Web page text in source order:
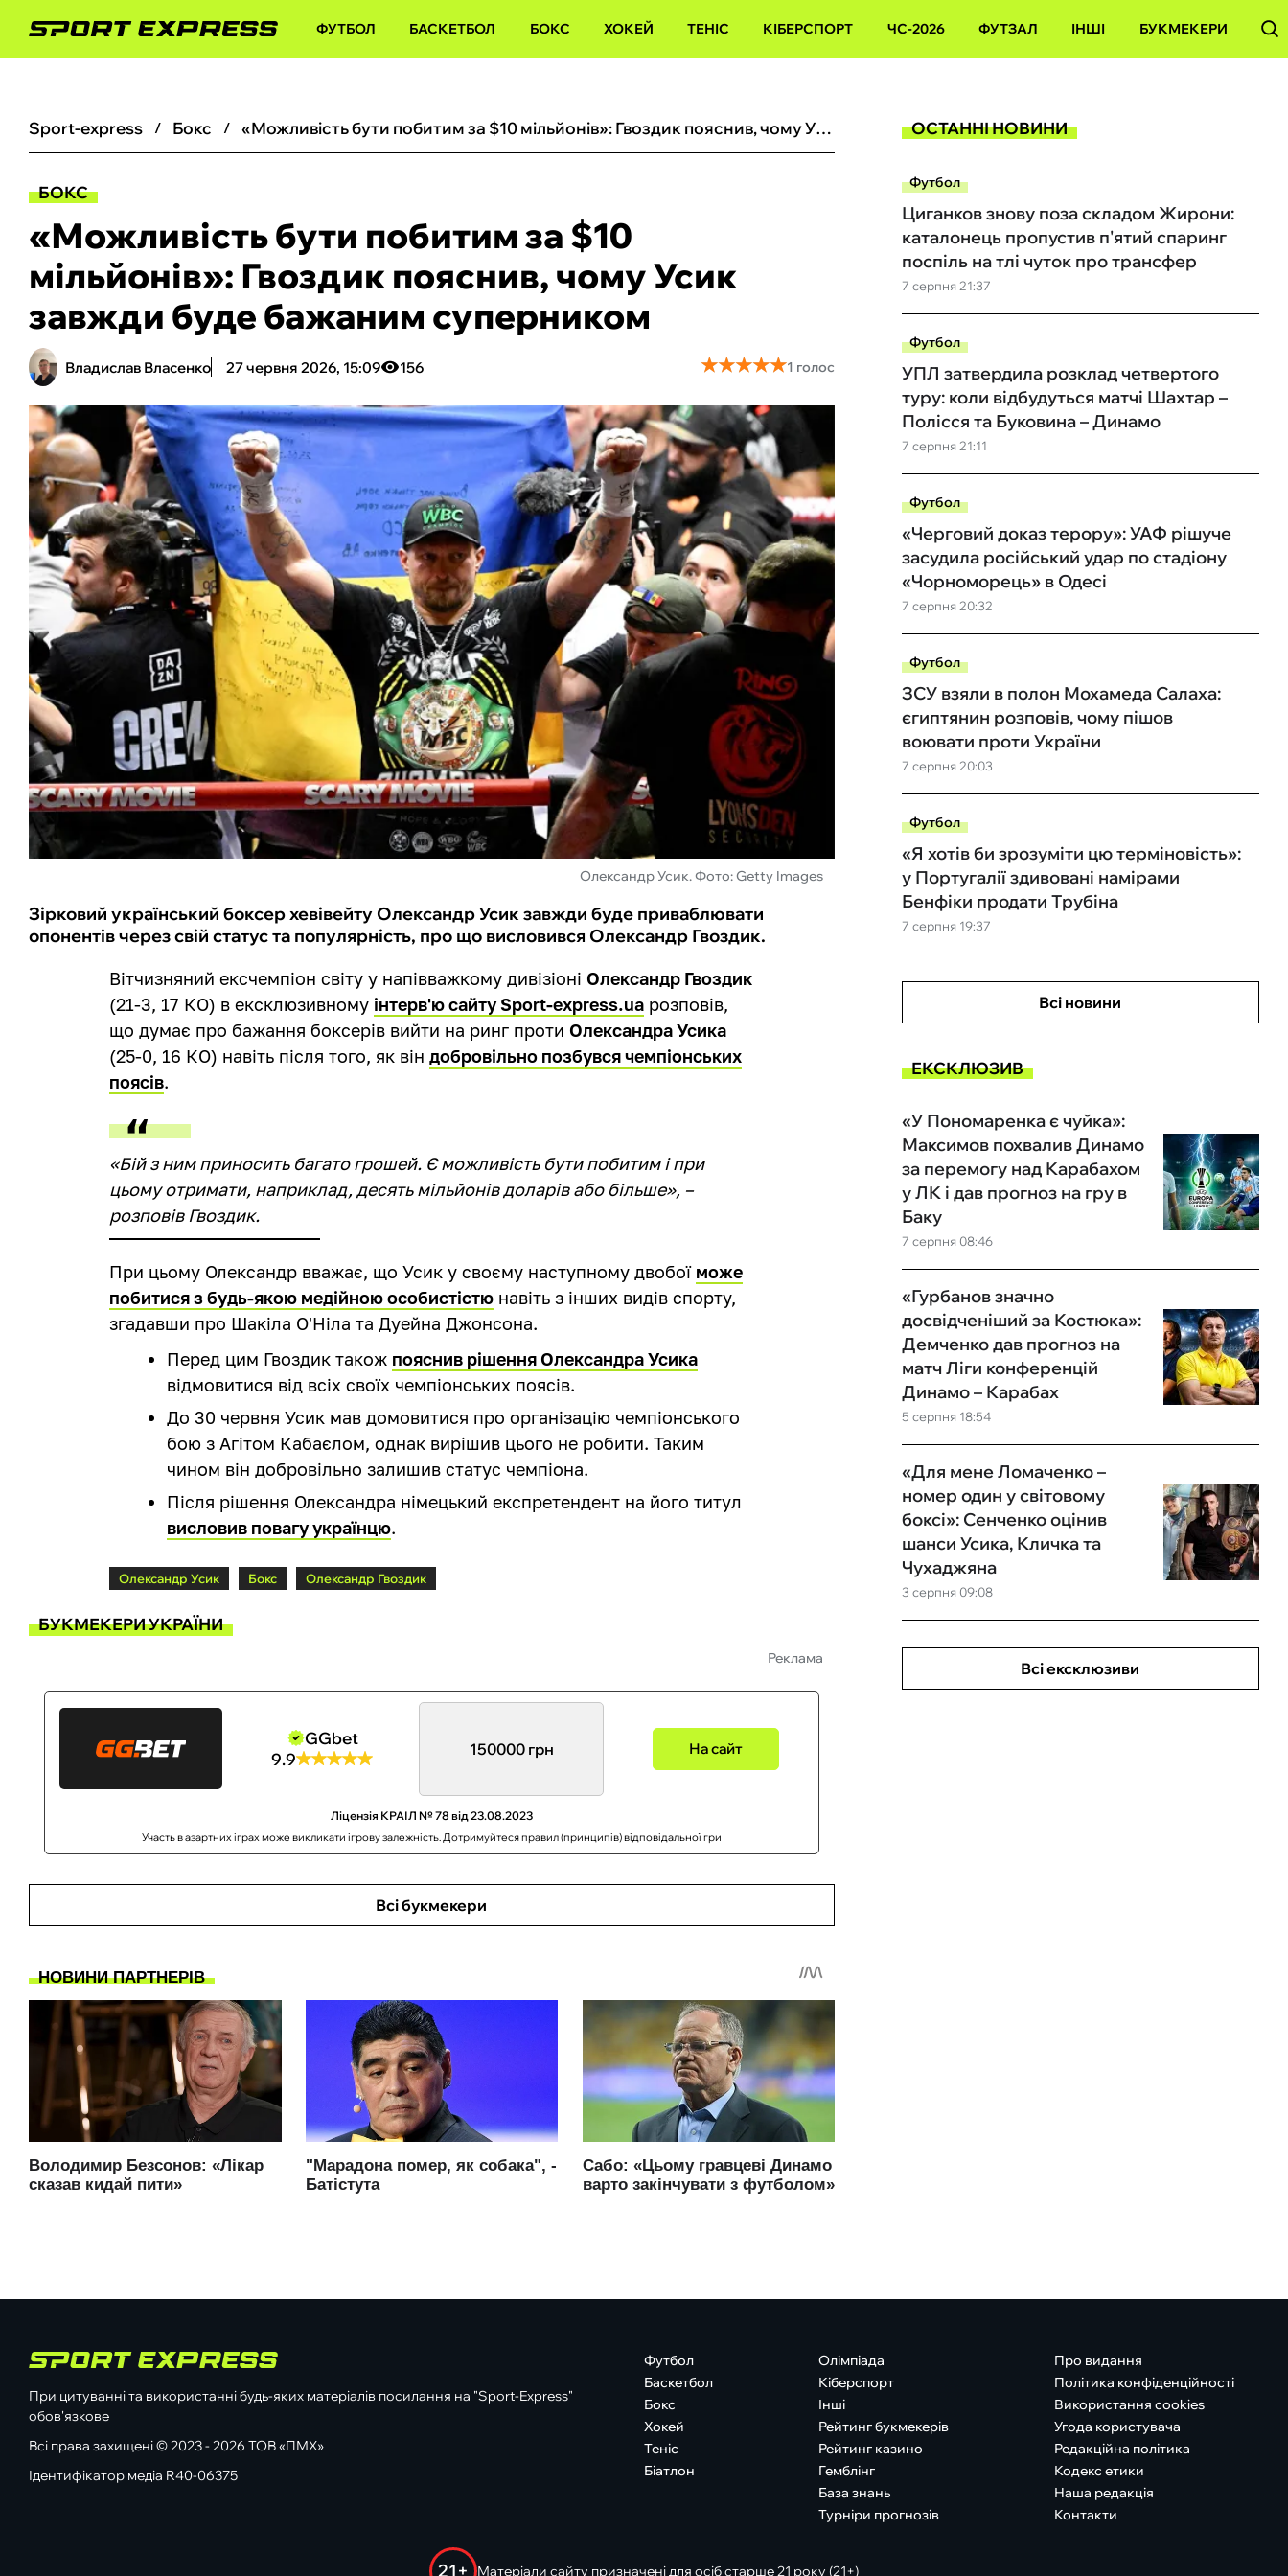
ФУТБОЛ БАСКЕТБОЛ БОКС ХОКЕЙ ТЕНІС КІБЕРСПОРТ ЧС-2026 ФУТЗАЛ ІНШІ БУКМЕКЕРИ
sport-express бокс «Можливість бути побитим за $10 мільйонів»: Гвоздик пояснив, чому Усик завжди буде бажаним суперником
БОКС
«Можливість бути побитим за $10
мільйонів»: Гвоздик пояснив, чому Усик
завжди буде бажаним суперником
Владислав Власенко 27 червня 2026, 15:09 156 ★★★★★
★★★★★1 голос
Олександр Усик. Фото: Getty Images
Зірковий український боксер хевівейту Олександр Усик завжди буде приваблювати
опонентів через свій статус та популярність, про що висловився Олександр Гвоздик.
Вітчизняний ексчемпіон світу у напівважкому дивізіоні Олександр Гвоздик
(21-3, 17 КО) в ексклюзивному інтерв'ю сайту Sport-express.ua розповів,
що думає про бажання боксерів вийти на ринг проти Олександра Усика
(25-0, 16 КО) навіть після того, як віндобровільно позбувся чемпіонських
поясів.
«Бій з ним приносить багато грошей. Є можливість бути побитим і при
цьому отримати, наприклад, десять мільйонів доларів або більше», –
розповів Гвоздик.
При цьому Олександр вважає, що Усик у своєму наступному двобої може
побитися з будь-якою медійною особистістю навіть з інших видів спорту,
згадавши про Шакіла О'Ніла та Дуейна Джонсона.
Перед цим Гвоздик також пояснив рішення Олександра Усика
відмовитися від всіх своїх чемпіонських поясів.
До 30 червня Усик мав домовитися про організацію чемпіонського
бою з Агітом Кабаєлом, однак вирішив цього не робити. Таким
чином він добровільно залишив статус чемпіона.
Після рішення Олександра німецький експретендент на його титул
висловив повагу українцю.
Олександр Усик Бокс Олександр Гвоздик
БУКМЕКЕРИ УКРАЇНИ
Реклама
GGbet
9.9
150000 грн На сайт
Ліцензія КРАІЛ № 78 від 23.08.2023
Участь в азартних іграх може викликати ігрову залежність. Дотримуйтеся правил (принципів) відповідальної гри
Всі букмекери
ОСТАННІ НОВИНИ
Футбол
7 серпня 21:37
Циганков знову поза складом Жирони:
каталонець пропустив п'ятий спаринг
поспіль на тлі чуток про трансфер
Футбол
7 серпня 21:11
УПЛ затвердила розклад четвертого
туру: коли відбудуться матчі Шахтар –
Полісся та Буковина – Динамо
Футбол
7 серпня 20:32
«Черговий доказ терору»: УАФ рішуче
засудила російський удар по стадіону
«Чорноморець» в Одесі
Футбол
7 серпня 20:03
ЗСУ взяли в полон Мохамеда Салаха:
єгиптянин розповів, чому пішов
воювати проти України
Футбол
7 серпня 19:37
«Я хотів би зрозуміти цю терміновість»:
у Португалії здивовані намірами
Бенфіки продати Трубіна
Всі новини
ЕКСКЛЮЗИВ
7 серпня 08:46
«У Пономаренка є чуйка»:
Максимов похвалив Динамо
за перемогу над Карабахом
у ЛК і дав прогноз на гру в
Баку
5 серпня 18:54
«Гурбанов значно
досвідченіший за Костюка»:
Демченко дав прогноз на
матч Ліги конференцій
Динамо – Карабах
3 серпня 09:08
«Для мене Ломаченко –
номер один у світовому
боксі»: Сенченко оцінив
шанси Усика, Кличка та
Чухаджяна
Всі ексклюзиви
При цитуванні та використанні будь-яких матеріалів посилання на "Sport-Express"
обов'язкове
Всі права захищені © 2023 - 2026 ТОВ «ПМХ»
Ідентифікатор медіа R40-06375
Футбол
Баскетбол
Бокс
Хокей
Теніс
Біатлон
Олімпіада
Кіберспорт
Інші
Рейтинг букмекерів
Рейтинг казино
Гемблінг
База знань
Турніри прогнозів
Про видання
Політика конфіденційності
Використання cookies
Угода користувача
Редакційна політика
Кодекс етики
Наша редакція
Контакти
21+ Матеріали сайту призначені для осіб старше 21 року (21+)